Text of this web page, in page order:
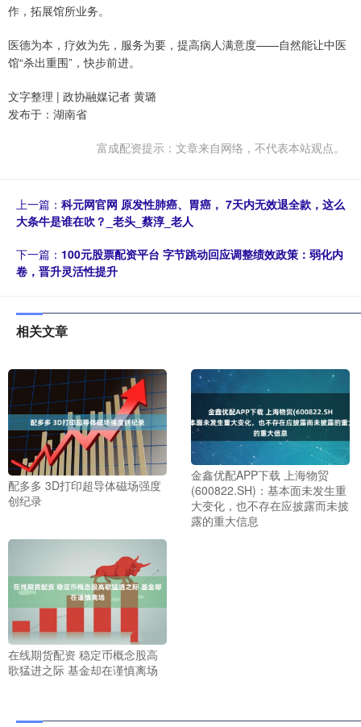
作，拓展馆所业务。
医德为本，疗效为先，服务为要，提高病人满意度——自然能让中医
馆“杀出重围”，快步前进。
文字整理 | 政协融媒记者 黄璐
发布于：湖南省
富成配资提示：文章来自网络，不代表本站观点。
上一篇： 科元网官网 原发性肺癌、胃癌， 7天内无效退全款，这么
大条牛是谁在吹？_老头_蔡淳_老人
下一篇： 100元股票配资平台 字节跳动回应调整绩效政策：弱化内
卷，晋升灵活性提升
相关文章
配多多 3D打印超导体磁场强度
创纪录
金鑫优配APP下载 上海物贸
(600822.SH)：基本面未发生重
大变化，也不存在应披露而未披
露的重大信息
在线期货配资 稳定币概念股高
歌猛进之际 基金却在谨慎离场